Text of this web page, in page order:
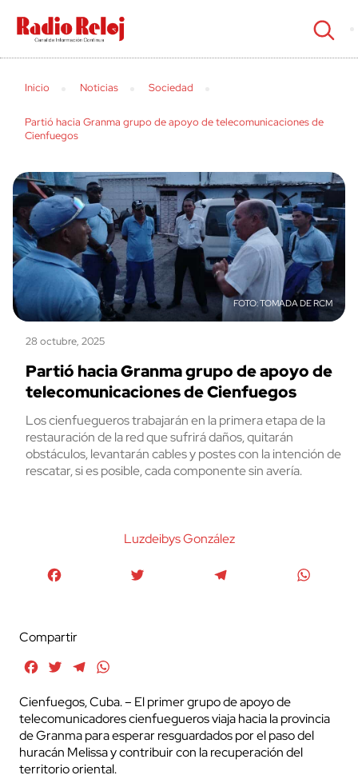
cerrar
Inicio Noticias Sociedad
Partió hacia Granma grupo de apoyo de telecomunicaciones de
Cienfuegos
TOMADA DE RCM
28 octubre, 2025
Partió hacia Granma grupo de apoyo de
telecomunicaciones de Cienfuegos
Los cienfuegueros trabajarán en la primera etapa de la
restauración de la red que sufrirá daños, quitarán
obstáculos, levantarán cables y postes con la intención de
rescatar, si es posible, cada componente sin avería.
Luzdeibys González
Compartir
FacebookTwitterTelegram
Cienfuegos, Cuba. – El primer grupo de apoyo de
telecomunicadores cienfuegueros viaja hacia la provincia
de Granma para esperar resguardados por el paso del
huracán Melissa y contribuir con la recuperación del
territorio oriental.